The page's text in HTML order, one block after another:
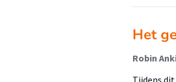
Het
Robin
Tijdens